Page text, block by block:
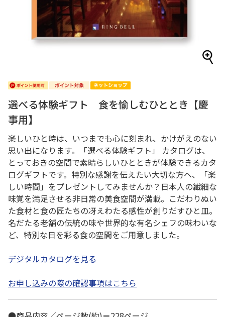
選べる体験ギフト 食を愉しむひととき【慶
事用】
楽しいひと時は、いつまでも心に刻まれ、かけがえのない
思い出になります。「選べる体験ギフト」 カタログは、
とっておきの空間で素晴らしいひとときが体験できるカタ
ログギフトです。特別な感謝を伝えたい大切な方へ、「楽
しい時間」をプレゼントしてみませんか？日本人の繊細な
味覚を満足させる非日常の美食空間が満載。こだわりぬい
た食材と食の匠たちの冴えわたる感性が創りだすひと皿。
名だたる老舗の伝統の味や世界的な有名シェフの味わいな
ど、特別な日を彩る食の空間をご用意しました。
デジタルカタログを見る
お申し込みの際の確認事項はこちら